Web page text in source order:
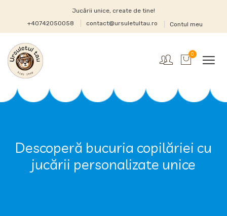
Jucării unice, create de tine!
+40742050058
contact@ursuletultau.ro Contul meu
0
Descoperă bucuria copilăriei cu
jucării personalizate unice